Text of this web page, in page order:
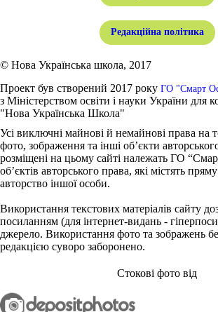
Редакційна політика
© Нова Українська школа, 2017
Проект був створений 2017 року ГО "Смарт
з Міністерством освіти і науки України для
"Нова Українська Школа"
Усі виключні майнові й немайнові права на
фото, зображення та інші об’єкти
розміщені на цьому сайті належать ГО
об’єктів авторського права, які містять
авторство іншої особи.
Використання текстових матеріалів сайту
посиланням (для інтернет-видань -
джерело. Використання фото та зображень
редакцією суворо заборонено.
Стокові фото від